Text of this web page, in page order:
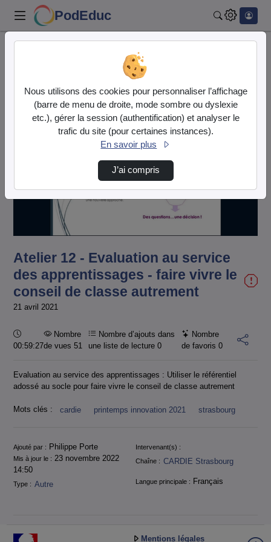
PodEduc
Atelier 12 - Evaluation au service des appre…
Lire
la
vidéo
Atelier 12 - Evaluation au service
des apprentissages - faire vivre le
conseil de classe autrement
21 avril 2021
Durée :
00:59:27
Nombre
de vues 51
Nombre d’ajouts dans
une liste de lecture0
Nombre
de favoris 0
Evaluation au service des apprentissages : Utiliser le référentiel
adossé au socle pour faire vivre le conseil de classe autrement
Mots clés : cardie printemps innovation 2021 strasbourg
Informations
Ajouté par : Philippe Porte
Intervenant(s) :
Mis à jour le : 23 novembre 2022
14:50
Chaîne : CARDIE Strasbourg
Type : Autre Langue principale : Français
Mentions légales
Nous utilisons des cookies pour personnaliser l’affichage
(barre de menu de droite, mode sombre ou dyslexie
etc.), gérer la session (authentification) et analyser le
trafic du site (pour certaines instances).
En savoir plus
J’ai compris